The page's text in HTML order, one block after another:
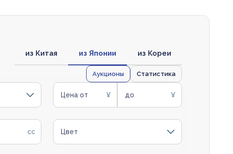
из Китая из Японии из Кореи
Аукционы Статистика
Цена от до
Цвет